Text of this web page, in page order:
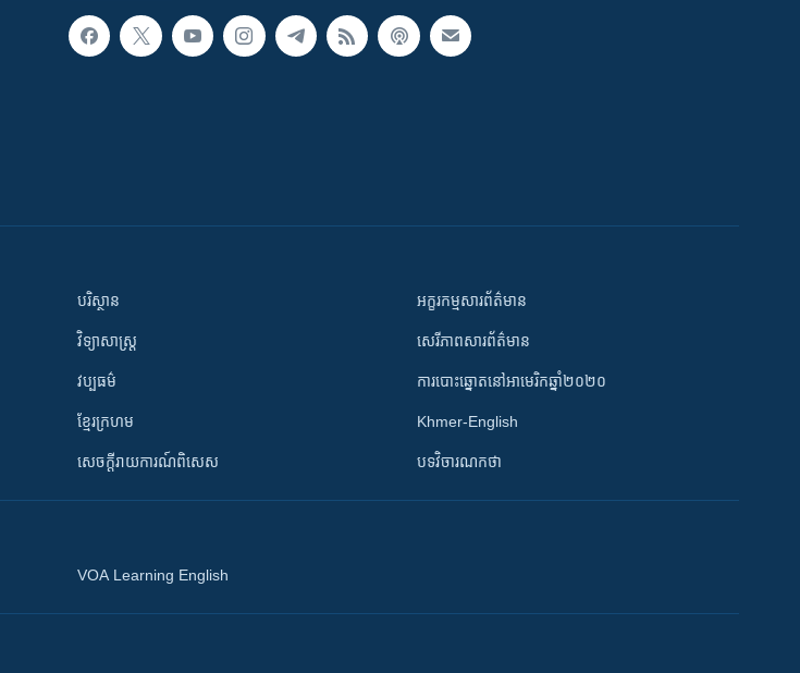
បរិស្ថាន
វិទ្យាសាស្រ្ត
វប្បធម៌
ខ្មែរក្រហម
សេចក្តីរាយការណ៍ពិសេស
អក្ខរកម្មសារព័ត៌មាន
សេរីភាពសារព័ត៌មាន
ការបោះឆ្នោតនៅអាមេរិកឆ្នាំ២០២០
Khmer-English
បទវិចារណកថា
VOA Learning English